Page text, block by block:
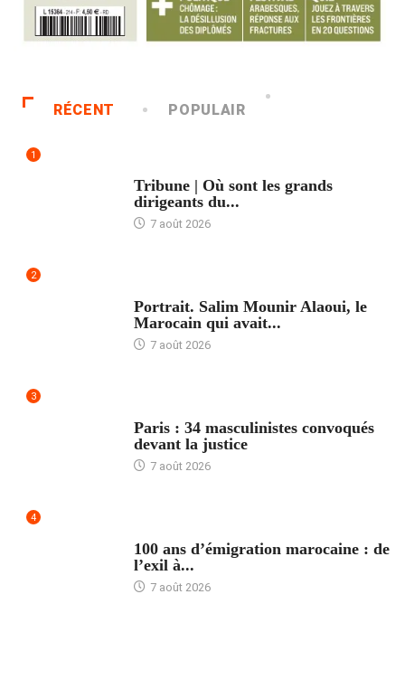
RÉCENT POPULAIR
1
Tribune | Où sont les grands
dirigeants du...
7 août 2026
2
Portrait. Salim Mounir Alaoui, le
Marocain qui avait...
7 août 2026
3
Paris : 34 masculinistes convoqués
devant la justice
7 août 2026
4
100 ans d’émigration marocaine : de
l’exil à...
7 août 2026